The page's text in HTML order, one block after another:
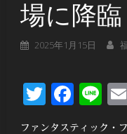
場に降臨
2025年1月15日
Twitter
ファンタスティック・